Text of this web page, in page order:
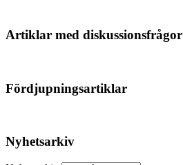
Artiklar med diskussionsfrågor
Fördjupningsartiklar
Nyhetsarkiv